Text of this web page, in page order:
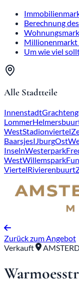
Berechnung
Millionenmarkt
Um wie viel
Alle Stadtteile
Innenstadt
Lommer
WestStadionviertel
BaarsjesIJburgOst
InselnWesterpark
WestWillemspark
ViertelRivierenbuurt
Zurück zum Angebot
Verkauft